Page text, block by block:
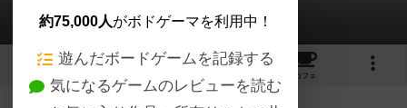
15 4 11
カフェ
約75,000人がボドゲーマを利用中！
遊んだボードゲームを記録する
気になるゲームのレビューを読む